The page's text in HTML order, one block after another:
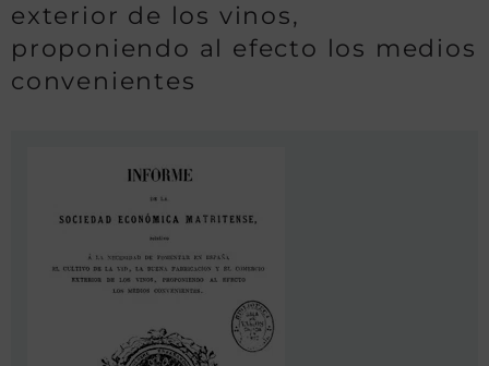
exterior de los vinos,
proponiendo al efecto los medios
convenientes